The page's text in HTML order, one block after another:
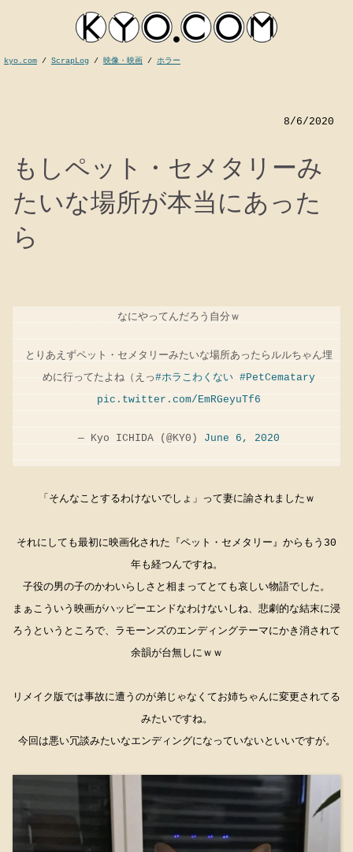
kyo.com / ScrapLog / 映像・映画 / ホラー
8/6/2020
もしペット・セメタリーみ
たいな場所が本当にあった
ら
なにやってんだろう自分ｗ
とりあえずペット・セメタリーみたいな場所あったらルルちゃん埋
めに行ってたよね（えっ#ホラこわくない #PetCematary
pic.twitter.com/EmRGeyuTf6
— Kyo ICHIDA (@KY0) June 6, 2020
「そんなことするわけないでしょ」って妻に諭されましたｗ
それにしても最初に映画化された『ペット・セメタリー』からもう30
年も経つんですね。
子役の男の子のかわいらしさと相まってとても哀しい物語でした。
まぁこういう映画がハッピーエンドなわけないしね、悲劇的な結末に浸
ろうというところで、ラモーンズのエンディングテーマにかき消されて
余韻が台無しにｗｗ
リメイク版では事故に遭うのが弟じゃなくてお姉ちゃんに変更されてる
みたいですね。
今回は悪い冗談みたいなエンディングになっていないといいですが。